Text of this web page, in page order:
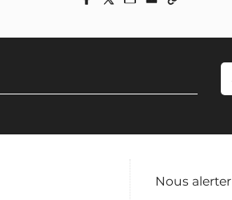
Nous alerter